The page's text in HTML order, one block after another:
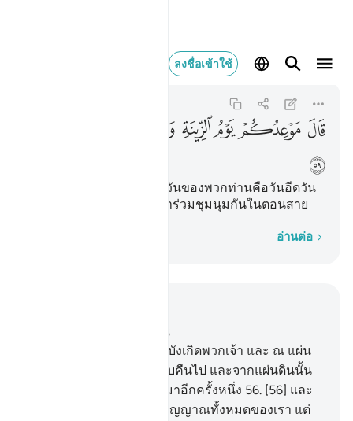
ลงชื่อเข้าใช้
ﲕ ﲖﲗﲘ ﲙ
ﲝ
[59] มูซากล่าวว่า กำหนดวันของพวกท่านคือวันอีดวัน
รื่นเริง โดยให้ประชาชนมาร่วมชุมนุมกันในตอนสาย
อ่านต่อ
บท 20, หน้าหนังสือ 315, จุซ 16
[55] จากแผ่นดินเราได้บังเกิดพวกเจ้า และ ณ แผ่น
ดินนั้นเราจะให้พวกเจ้ากลับคืนไป และจากแผ่นดินนั้น
เราจะให้พวกเจ้ากลับออกมาอีกครั้งหนึ่ง 56. [56] และ
แน่นอน เราได้ให้เขาเห็นสัญญาณทั้งหมดของเรา แต่